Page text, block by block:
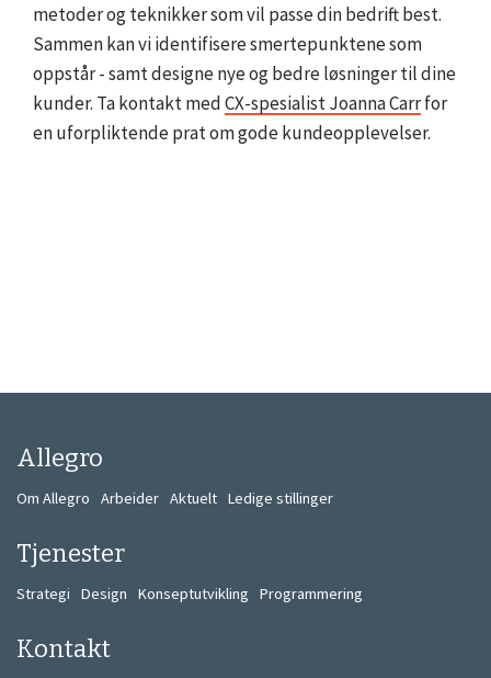
metoder og teknikker som vil passe din bedrift best.
Sammen kan vi identifisere smertepunktene som
oppstår - samt designe nye og bedre løsninger til dine
kunder. Ta kontakt medCX-spesialist Joanna Carrfor
en uforpliktende prat om gode kundeopplevelser.
Allegro
Om Allegro Arbeider Aktuelt Ledige stillinger
Tjenester
Strategi Design Konseptutvikling Programmering
Kontakt